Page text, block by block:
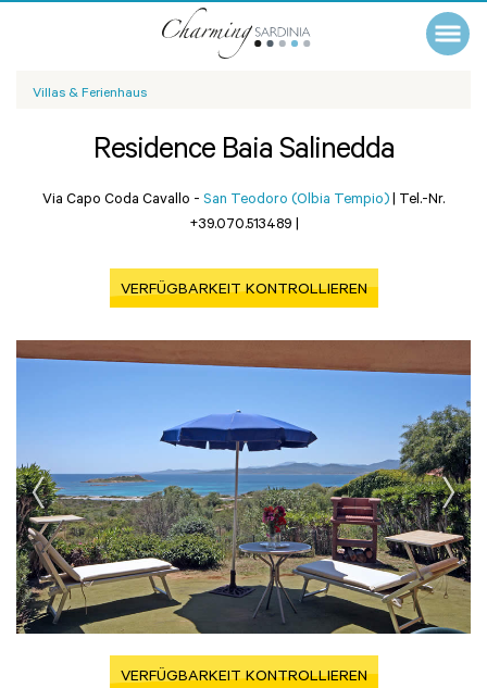
Villas & Ferienhaus
Residence Baia Salinedda
Via Capo Coda Cavallo - San Teodoro (Olbia Tempio) | Tel.-Nr.
+39.070.513489 |
VERFÜGBARKEIT KONTROLLIEREN
VERFÜGBARKEIT KONTROLLIEREN